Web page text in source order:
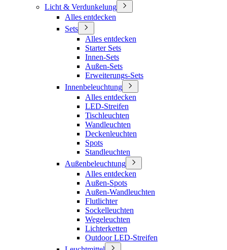
Licht & Verdunkelung
Alles entdecken
Sets
Alles entdecken
Starter Sets
Innen-Sets
Außen-Sets
Erweiterungs-Sets
Innenbeleuchtung
Alles entdecken
LED-Streifen
Tischleuchten
Wandleuchten
Deckenleuchten
Spots
Standleuchten
Außenbeleuchtung
Alles entdecken
Außen-Spots
Außen-Wandleuchten
Flutlichter
Sockelleuchten
Wegeleuchten
Lichterketten
Outdoor LED-Streifen